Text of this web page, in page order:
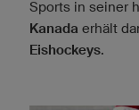
Sports in seiner
Kanada erhält
Eishockeys.